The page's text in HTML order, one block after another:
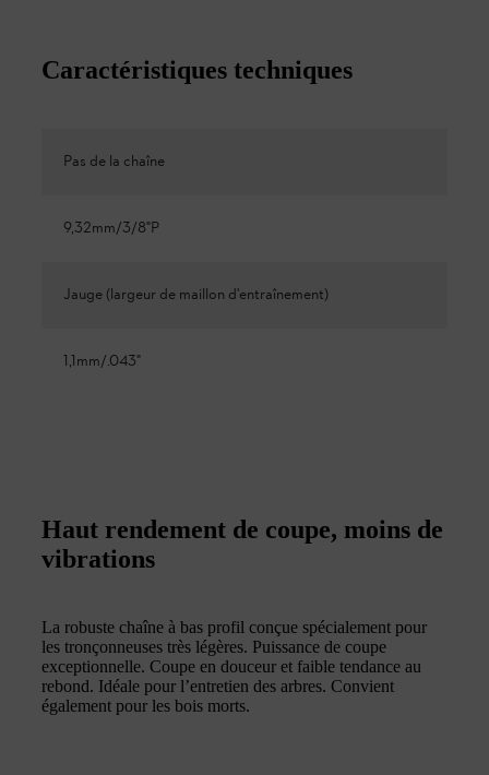
Caractéristiques techniques
Pas de la chaîne
9,32mm/3/8"P
Jauge (largeur de maillon d'entraînement)
1,1mm/.043"
Haut rendement de coupe, moins de
vibrations
La robuste chaîne à bas profil conçue spécialement pour
les tronçonneuses très légères. Puissance de coupe
exceptionnelle. Coupe en douceur et faible tendance au
rebond. Idéale pour l’entretien des arbres. Convient
également pour les bois morts.